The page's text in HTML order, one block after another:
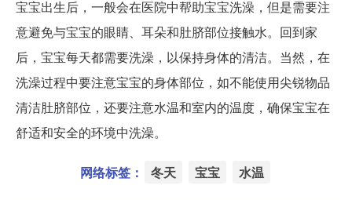
宝宝出生后，一般会在医院中帮助宝宝洗澡，但是需要注
意避免与宝宝的眼睛、耳朵和肚脐部位接触水。回到家
后，宝宝每天都需要洗澡，以保持身体的清洁。当然，在
洗澡过程中要注意宝宝的身体部位，如不能使用尖锐物品
清洁肚脐部位，还要注意水温和室内的温度，确保宝宝在
舒适和安全的环境中洗澡。
网络标签： 冬天 宝宝 水温